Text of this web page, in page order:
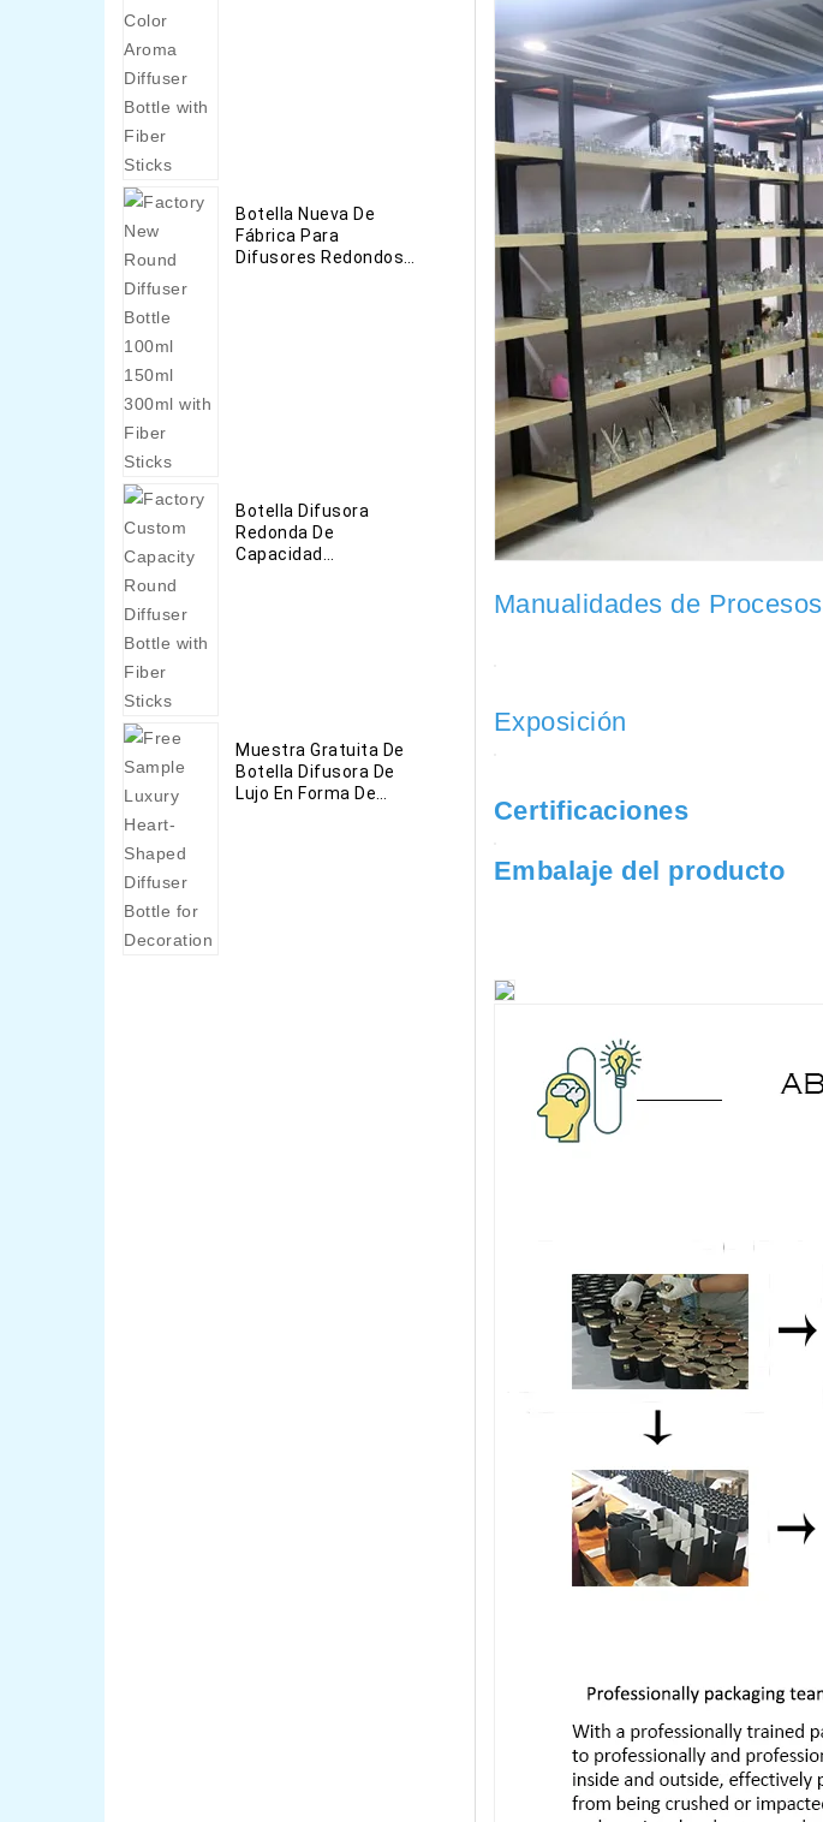
Botella Nueva De
Fábrica Para
Difusores Redondos
Botella Difusora
Redonda De
Capacidad
Muestra Gratuita De
Botella Difusora De
Lujo En Forma De
Manualidades de Procesos
Exposición
Certificaciones
Embalaje del producto